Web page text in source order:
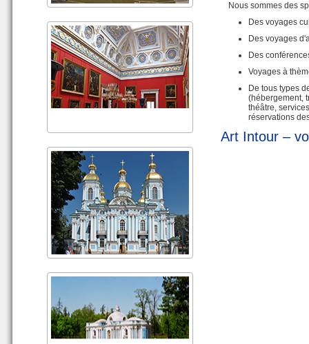
Nous sommes des
Des voyages
Des voyages
Des
Voyages à
De tous types
(hébergement,
théâtre,
réservations
Art Intour –